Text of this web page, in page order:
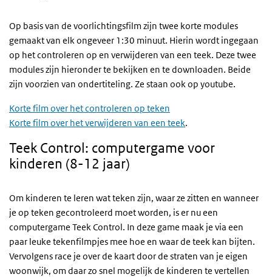
Op basis van de voorlichtingsfilm zijn twee korte modules
gemaakt van elk ongeveer 1:30 minuut. Hierin wordt ingegaan
op het controleren op en verwijderen van een teek. Deze twee
modules zijn hieronder te bekijken en te downloaden. Beide
zijn voorzien van ondertiteling. Ze staan ook op youtube.
Korte film over het controleren op teken
Korte film over het verwijderen van een teek.
Teek Control: computergame voor
kinderen (8-12 jaar)
Om kinderen te leren wat teken zijn, waar ze zitten en wanneer
je op teken gecontroleerd moet worden, is er nu een
computergame Teek Control. In deze game maak je via een
paar leuke tekenfilmpjes mee hoe en waar de teek kan bijten.
Vervolgens race je over de kaart door de straten van je eigen
woonwijk, om daar zo snel mogelijk de kinderen te vertellen